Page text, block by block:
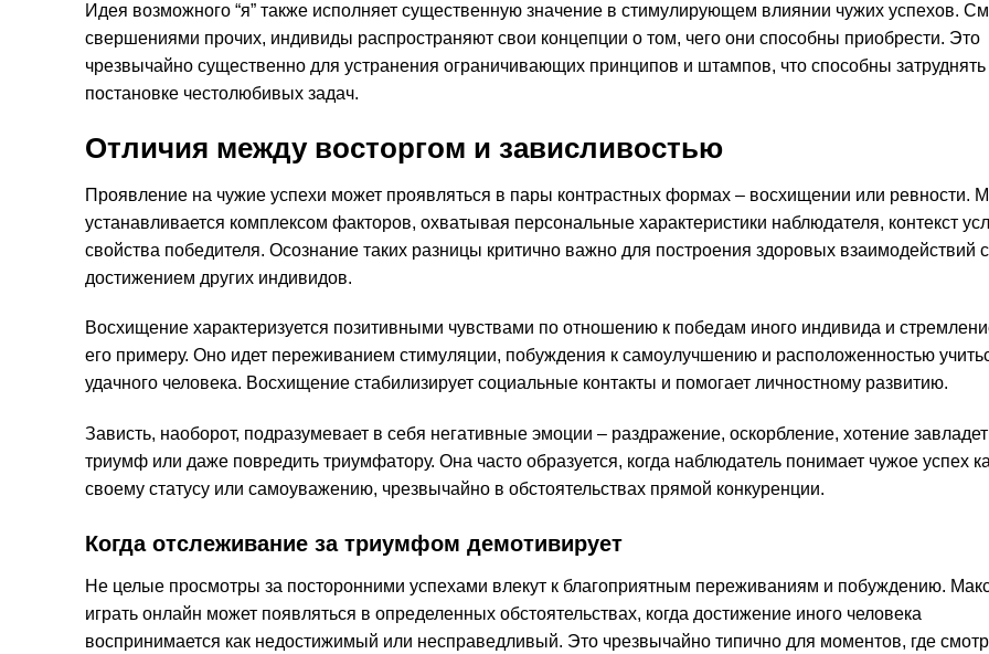
Идея возможного “я” также исполняет существенную значение в стимулирующем влиянии чужих успехов.
свершениями прочих, индивиды распространяют свои концепции о том, чего они способны приобрести. Это
чрезвычайно существенно для устранения ограничивающих принципов и штампов, что способны затруднять
постановке честолюбивых задач.
Отличия между восторгом и зависливостью
Проявление на чужие успехи может проявляться в пары контрастных формах – восхищении или ревности.
устанавливается комплексом факторов, охватывая персональные характеристики наблюдателя, контекст
свойства победителя. Осознание таких разницы критично важно для построения здоровых взаимодействий с
достижением других индивидов.
Восхищение характеризуется позитивными чувствами по отношению к победам иного индивида и
его примеру. Оно идет переживанием стимуляции, побуждения к самоулучшению и расположенностью
удачного человека. Восхищение стабилизирует социальные контакты и помогает личностному развитию.
Зависть, наоборот, подразумевает в себя негативные эмоции – раздражение, оскорбление, хотение
триумф или даже повредить триумфатору. Она часто образуется, когда наблюдатель понимает чужое успех
своему статусу или самоуважению, чрезвычайно в обстоятельствах прямой конкуренции.
Когда отслеживание за триумфом демотивирует
Не целые просмотры за посторонними успехами влекут к благоприятным переживаниям и побуждению.
играть онлайн может появляться в определенных обстоятельствах, когда достижение иного человека
воспринимается как недостижимый или несправедливый. Это чрезвычайно типично для моментов, где